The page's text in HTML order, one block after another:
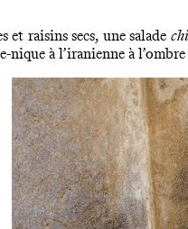
et raisins secs, une salade
nique à l’iranienne à